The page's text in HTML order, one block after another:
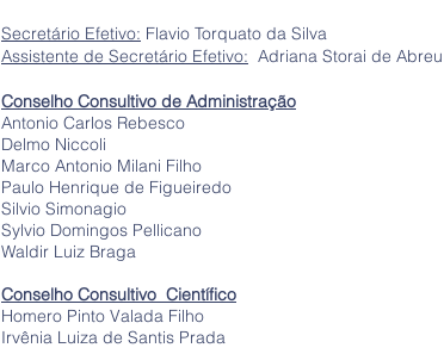
Secretário Efetivo: Flavio Torquato da Silva
Assistente de Secretário Efetivo: Adriana Storai de Abreu
Conselho Consultivo de Administração
Antonio Carlos Rebesco
Delmo Niccoli
Marco Antonio Milani Filho
Paulo Henrique de Figueiredo
Silvio Simonagio
Sylvio Domingos Pellicano
Waldir Luiz Braga
Conselho Consultivo Científico
Homero Pinto Valada Filho
Irvênia Luiza de Santis Prada